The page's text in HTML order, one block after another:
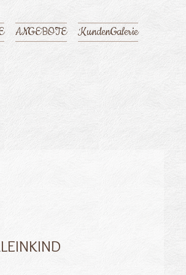
ANGEBOTE KundenGalerie